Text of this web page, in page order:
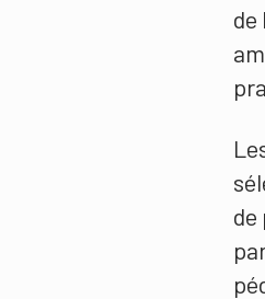
de
de